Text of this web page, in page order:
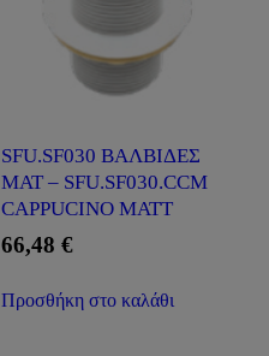
SFU.SF030 ΒΑΛΒΙΔΕΣ
ΜΑΤ – SFU.SF030.CCM
CAPPUCINO MATT
66,48 €
Προσθήκη στο καλάθι